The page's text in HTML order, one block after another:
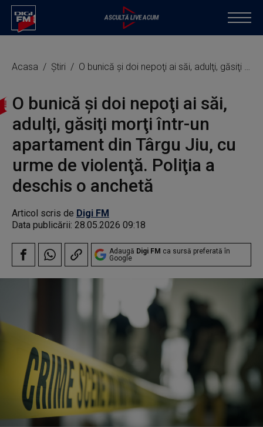
Acasa Știri O bunică şi doi nepoţi ai săi, adulţi, găsiţi morţi într-un apartament din Târgu Jiu, cu urme de violenţă. Poliţia a deschis o anchetă
O bunică şi doi nepoţi ai săi,
adulţi, găsiţi morţi într-un
apartament din Târgu Jiu, cu
urme de violenţă. Poliţia a
deschis o anchetă
Articol scris de Digi FM
Data publicării: 28.05.2026 09:18
Adaugă Digi FM ca sursă preferată în
Google